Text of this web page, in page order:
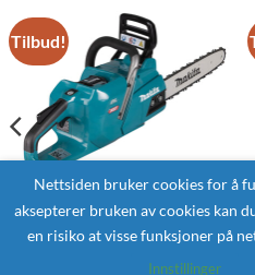
Tilbud!
MAKITA UC011GT101
Nettsiden bruker cookies for å
aksepterer bruken av cookies kan
en risiko at visse funksjoner på
Innstillinger